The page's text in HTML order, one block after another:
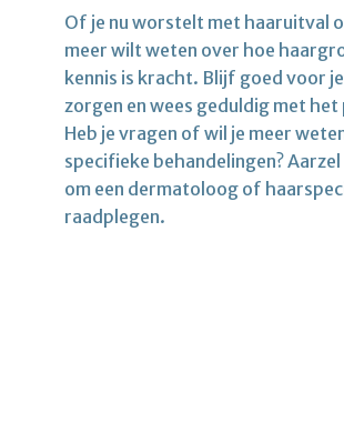
Of je nu worstelt met haaruitval
meer wilt weten over hoe
kennis is kracht. Blijf goed voor
zorgen en wees geduldig met het
Heb je vragen of wil je meer
specifieke behandelingen?
om een dermatoloog of
raadplegen.